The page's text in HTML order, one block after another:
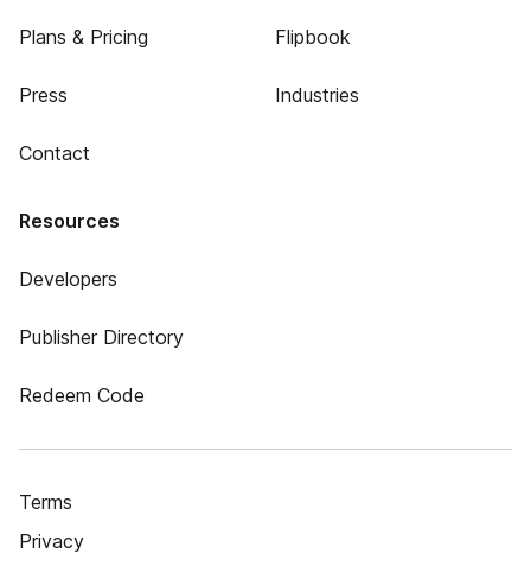
Plans & Pricing
Press
Contact
Flipbook
Industries
Resources
Developers
Publisher Directory
Redeem Code
Terms
Privacy